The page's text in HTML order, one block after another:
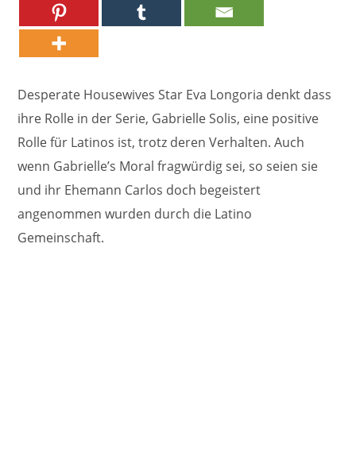
Desperate Housewives Star Eva Longoria denkt dass
ihre Rolle in der Serie, Gabrielle Solis, eine positive
Rolle für Latinos ist, trotz deren Verhalten. Auch
wenn Gabrielle’s Moral fragwürdig sei, so seien sie
und ihr Ehemann Carlos doch begeistert
angenommen wurden durch die Latino
Gemeinschaft.